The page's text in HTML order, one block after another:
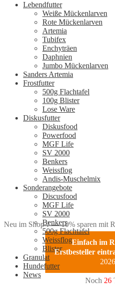
Lebendfutter
Weiße Mückenlarven
Rote Mückenlarven
Artemia
Tubifex
Enchyträen
Daphnien
Jumbo Mückenlarven
Sanders Artemia
Frostfutter
500g Flachtafel
100g Blister
Lose Ware
Diskusfutter
Diskusfood
Powerfood
MGF Life
SV 2000
Benkers
Weissflog
Andis-Muschelmix
Sonderangebote
Discusfood
MGF Life
SV 2000
Benkers
500g Flachtafel
Weissflog
Blister
Granulat
Hundefutter
News
Neu im Shop ? — 10% sparen mit
Einfach im
Erstbesteller
2026
Noch 26